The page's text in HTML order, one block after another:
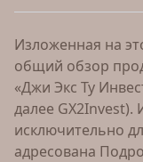
Изложенная на
общий обзор
«Джи Экс Ту
далее
исключительно
адресована